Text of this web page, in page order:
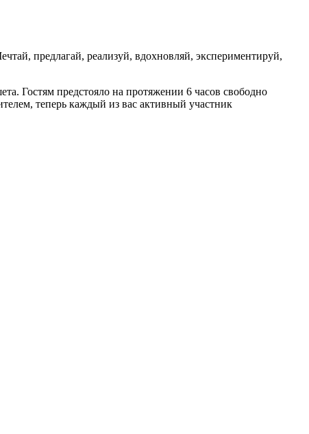
предлагай, реализуй, вдохновляй, экспериментируй,
Гостям предстояло на протяжении 6 часов свободно
теперь каждый из вас активный участник